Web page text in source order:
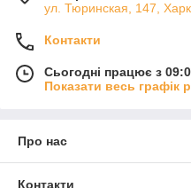
ул. Тюринская, 147,
Контакти
Сьогодні працює з
Показати весь графік
Про нас
Контакти